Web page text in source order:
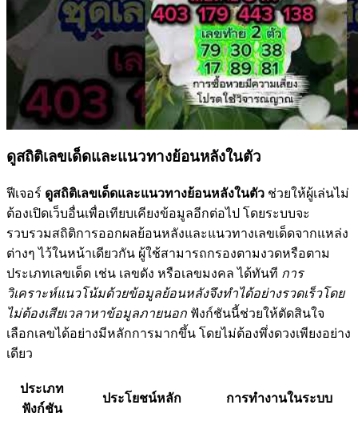
ดูสถิติเลขเด็ดและแนวทางย้อนหลังในตัว
ฟีเจอร์ ดูสถิติเลขเด็ดและแนวทางย้อนหลังในตัว ช่วยให้ผู้เล่นไม่
ต้องเปิดเว็บอื่นเพื่อเทียบเคียงข้อมูลอีกต่อไป โดยระบบจะ
รวบรวมสถิติการออกผลย้อนหลังและแนวทางเลขเด็ดจากแหล่ง
ต่างๆ ไว้ในหน้าเดียวกัน ผู้ใช้สามารถกรองตามงวดหรือตาม
ประเภทเลขเด็ด เช่น เลขดัง หรือเลขมงคล ได้ทันที การ
วิเคราะห์แนวโน้มด้วยข้อมูลย้อนหลังจึงทำได้อย่างรวดเร็วโดย
ไม่ต้องเสียเวลาหาข้อมูลภายนอก ฟังก์ชันนี้ช่วยให้ตัดสินใจ
เลือกเลขได้อย่างมีหลักการมากขึ้น โดยไม่ต้องพึ่งดวงเพียงอย่าง
เดียว
ประเภท
ฟังก์ชัน
ประโยชน์หลัก การทำงานในระบบ